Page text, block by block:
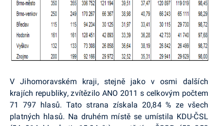
V Jihomoravském kraji, stejně jako v osmi dalších
krajích republiky, zvítězilo ANO 2011 s celkovým počtem
71 797 hlasů. Tato strana získala 20,84 % ze všech
platných hlasů. Na druhém místě se umístila KDU-ČSL